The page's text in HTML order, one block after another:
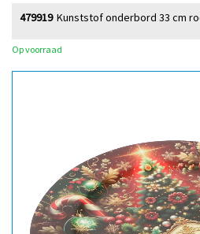
Kunststof onderbord 33 cm
479919
Op voorraad